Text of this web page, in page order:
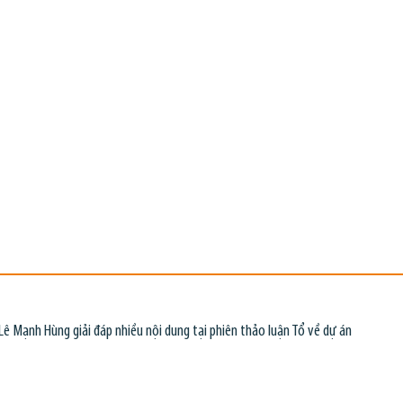
Mạnh Hùng giải đáp nhiều nội dung tại phiên thảo luận Tổ về dự án